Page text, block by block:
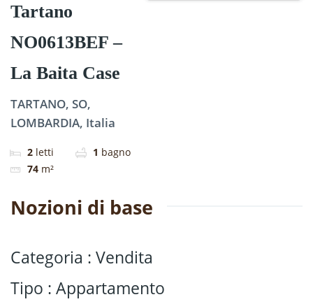
Tartano
NO0613BEF –
La Baita Case
TARTANO, SO,
LOMBARDIA, Italia
2 letti 1 bagno
74 m²
Nozioni di base
Categoria : Vendita
Tipo : Appartamento